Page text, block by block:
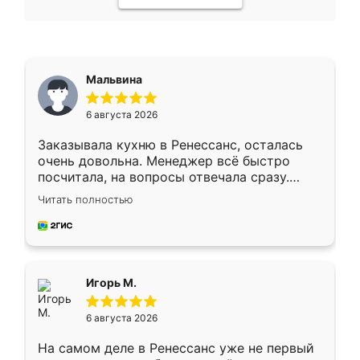
Мальвина
6 августа 2026
Заказывала кухню в Ренессанс, осталась
очень довольна. Менеджер всё быстро
посчитала, на вопросы отвечала сразу.
Замерщик приехал в субботу, подошёл к
делу со всей ответственностью. Собрали
за день, ребята работали аккуратно, даже
Читать полностью
Игорь М.
6 августа 2026
На самом деле в Ренессанс уже не первый